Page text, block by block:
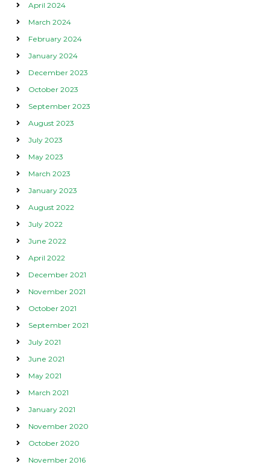
April 2024
March 2024
February 2024
January 2024
December 2023
October 2023
September 2023
August 2023
July 2023
May 2023
March 2023
January 2023
August 2022
July 2022
June 2022
April 2022
December 2021
November 2021
October 2021
September 2021
July 2021
June 2021
May 2021
March 2021
January 2021
November 2020
October 2020
November 2016